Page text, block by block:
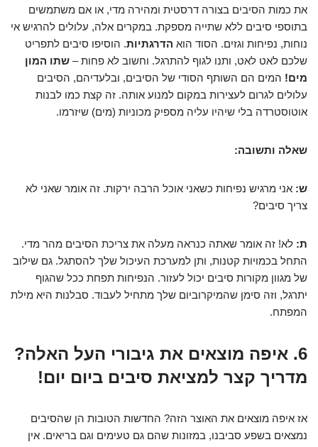
את כמות הסיבים בצורה דרסטית ומהירה מדי, או אם משתמשים
בתוספי סיבים ללא שתייה מספקת. במקרים אלה, עלולים להרגיש אי
נוחות, נפיחות וגזים. הסוד הוא הדרגתיות. הוסיפו סיבים לתפריט
שלכם לאט לאט, ותנו לגוף להתרגל. וחשוב לא פחות – שתו המון
מים! המים הם השותף הסודי של הסיבים, ובלעדיהם, הסיבים
עלולים לגרום לעצירות במקום למנוע אותה. זה קצת כמו לבנות
אוטוסטרדה בלי שיהיו עליה מספיק מכוניות (מים) שיזרמו.
שאלה ותשובה:
ש: אני מרגיש נפיחות כשאני אוכל הרבה ירקות. זה אומר שאני לא
צריך סיבים?
ת: לא! זה אומר שאתה כנראה מעלה את צריכת הסיבים מהר מדי.
התחל בכמויות קטנות, ותן למערכת העיכול שלך להסתגל. גם שילוב
של מגוון מקורות סיבים יכול לעזור. הנפיחות תפחת ככל שהגוף
יתרגל, וזה סימן שהמיקרוביום שלך מתחיל לעבוד. סבלנות היא מילת
המפתח.
6. איפה מוצאים את גיבורי העל האלה?
מדריך קצר למציאת סיבים ביום יום!
אז איפה מוצאים את האוצר הזה? החדשות הטובות הן שהסיבים
נמצאים בשפע סביבנו, במזונות שהם גם טעימים וגם בריאים. אין